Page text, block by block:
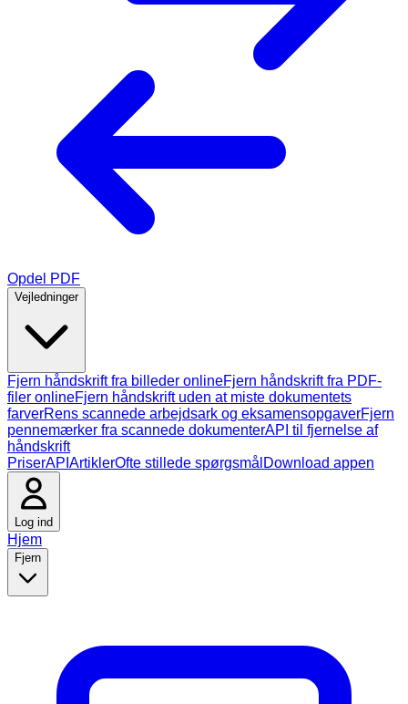
Opdel PDF
Vejledninger
Fjern håndskrift fra billeder onlineFjern håndskrift fra PDF-
filer onlineFjern håndskrift uden at miste dokumentets
farverRens scannede arbejdsark og eksamensopgaverFjern
pennemærker fra scannede dokumenterAPI til fjernelse af
håndskrift
PriserAPI ArtiklerOfte stillede spørgsmål Download appen
Log ind
Hjem
Fjern